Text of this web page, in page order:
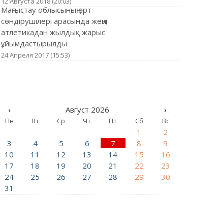
Маңғыстау облысының өрт
сөндірушілері арасында жеңіл
атлетикадан жылдық жарыс
ұйымдастырылды
24 Апреля 2017 (15:53)
‹ Август 2026 ›
Пн Вт Ср Чт Пт Сб Вс
1
2
3
4 5 6 7 8
9
10
11 12 13 14 15
16
17
18 19 20 21 22
23
24
25 26 27 28 29
30
31